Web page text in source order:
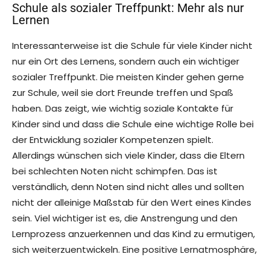
Schule als sozialer Treffpunkt: Mehr als nur
Lernen
Interessanterweise ist die Schule für viele Kinder nicht
nur ein Ort des Lernens, sondern auch ein wichtiger
sozialer Treffpunkt. Die meisten Kinder gehen gerne
zur Schule, weil sie dort Freunde treffen und Spaß
haben. Das zeigt, wie wichtig soziale Kontakte für
Kinder sind und dass die Schule eine wichtige Rolle bei
der Entwicklung sozialer Kompetenzen spielt.
Allerdings wünschen sich viele Kinder, dass die Eltern
bei schlechten Noten nicht schimpfen. Das ist
verständlich, denn Noten sind nicht alles und sollten
nicht der alleinige Maßstab für den Wert eines Kindes
sein. Viel wichtiger ist es, die Anstrengung und den
Lernprozess anzuerkennen und das Kind zu ermutigen,
sich weiterzuentwickeln. Eine positive Lernatmosphäre,